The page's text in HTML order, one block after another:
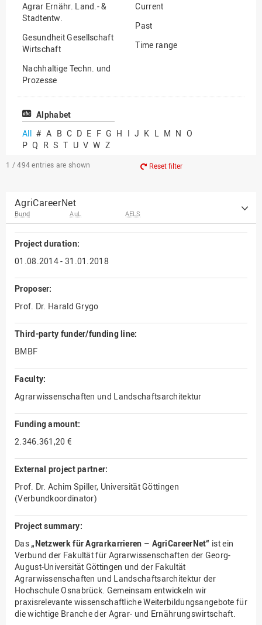
Agrar Ernähr. Land.- &
Stadtentw.
Gesundheit Gesellschaft
Wirtschaft
Nachhaltige Techn. und
Prozesse
Vielfältiges Forschen
Current
Past
Time range
Alphabet
All # A B C D E F G H I J K L M N O
P Q R S T U V W Z
1 / 494 entries are shown Reset filter
AgriCareerNet
Bund AuL AELS
Project duration:
01.08.2014 - 31.01.2018
Proposer:
Prof. Dr. Harald Grygo
Third-party funder/funding line:
BMBF
Faculty:
Agrarwissenschaften und Landschaftsarchitektur
Funding amount:
2.346.361,20 €
External project partner:
Prof. Dr. Achim Spiller, Universität Göttingen
(Verbundkoordinator)
Project summary:
Das „Netzwerk für Agrarkarrieren – AgriCareerNet“ ist ein
Verbund der Fakultät für Agrarwissenschaften der Georg-
August-Universität Göttingen und der Fakultät
Agrarwissenschaften und Landschaftsarchitektur der
Hochschule Osnabrück. Gemeinsam entwickeln wir
praxisrelevante wissenschaftliche Weiterbildungsangebote für
die wichtige Branche der Agrar- und Ernährungswirtschaft.